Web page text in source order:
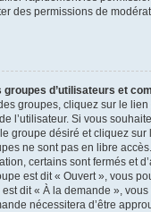
des permissions de
d’utilisateurs et
groupes, cliquez sur le lien
l’utilisateur. Si vous
groupe désiré et cliquez sur
ne sont pas en libre
certains sont fermés et
est dit « Ouvert », vous
dit « À la demande »,
nécessitera d’être